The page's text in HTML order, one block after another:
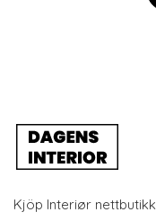
Kjöp Interiør nettbutikk